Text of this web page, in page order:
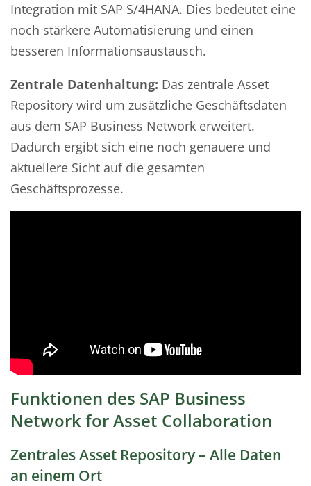
Integration mit SAP S/4HANA. Dies bedeutet eine
noch stärkere Automatisierung und einen
besseren Informationsaustausch.
Zentrale Datenhaltung: Das zentrale Asset
Repository wird um zusätzliche Geschäftsdaten
aus dem SAP Business Network erweitert.
Dadurch ergibt sich eine noch genauere und
aktuellere Sicht auf die gesamten
Geschäftsprozesse.
Funktionen des SAP Business
Network for Asset Collaboration
Zentrales Asset Repository – Alle Daten
an einem Ort